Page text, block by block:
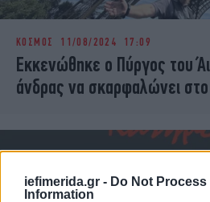
iefimerida.gr - Do Not Process
Information
ΚΟΣΜΟΣ 11/08/2024 17:09
Εκκενώθηκε ο Πύργος του
άνδρας να σκαρφαλώνει στο